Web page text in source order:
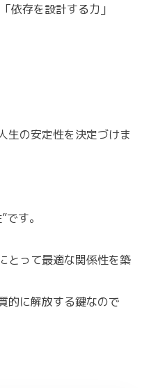
依存を設計する力」
生の安定性を決定づけま
す。
とって最適な関係性を築
的に解放する鍵なので